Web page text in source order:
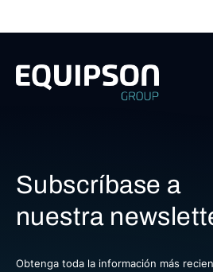
Subscríbase a
nuestra
Obtenga toda la información más